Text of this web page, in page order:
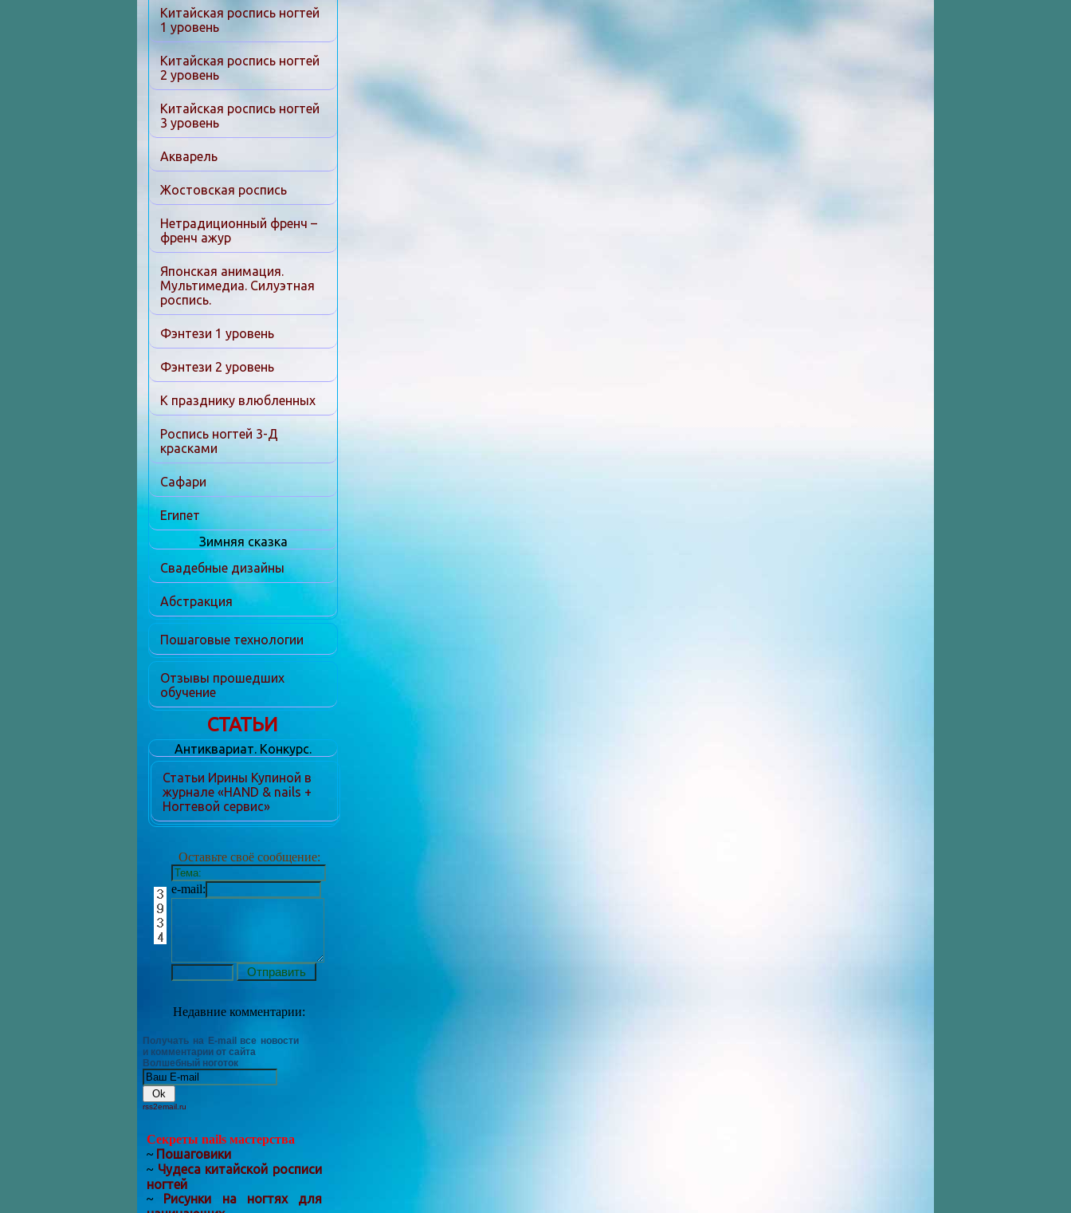
Китайская роспись ногтей
1 уровень
Китайская роспись ногтей
2 уровень
Китайская роспись ногтей
3 уровень
Акварель
Жостовская роспись
Нетрадиционный френч –
френч ажур
Японская анимация.
Мультимедиа. Силуэтная
роспись.
Фэнтези 1 уровень
Фэнтези 2 уровень
К празднику влюбленных
Роспись ногтей 3-Д
красками
Сафари
Египет
Зимняя сказка
Свадебные дизайны
Абстракция
Пошаговые технологии
Отзывы прошедших
обучение
СТАТЬИ
Антиквариат. Конкурс.
Статьи Ирины Купиной в
журнале «HAND & nails +
Ногтевой сервис»
Оставьте своё сообщение:
e-mail:
Недавние комментарии:
Получать на E-mail все новости
и комментарии от сайта
Волшебный ноготок
rss2email.ru
Секреты nails мастерства
~ Пошаговики
~ Чудеса китайской росписи
ногтей
~ Рисунки на ногтях для